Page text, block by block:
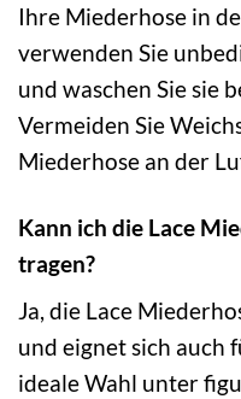
Ihre Miederhose in
verwenden Sie
und waschen Sie sie
Vermeiden Sie
Miederhose an der
Kann ich die Lace
tragen?
Ja, die Lace
und eignet sich auch
ideale Wahl unter